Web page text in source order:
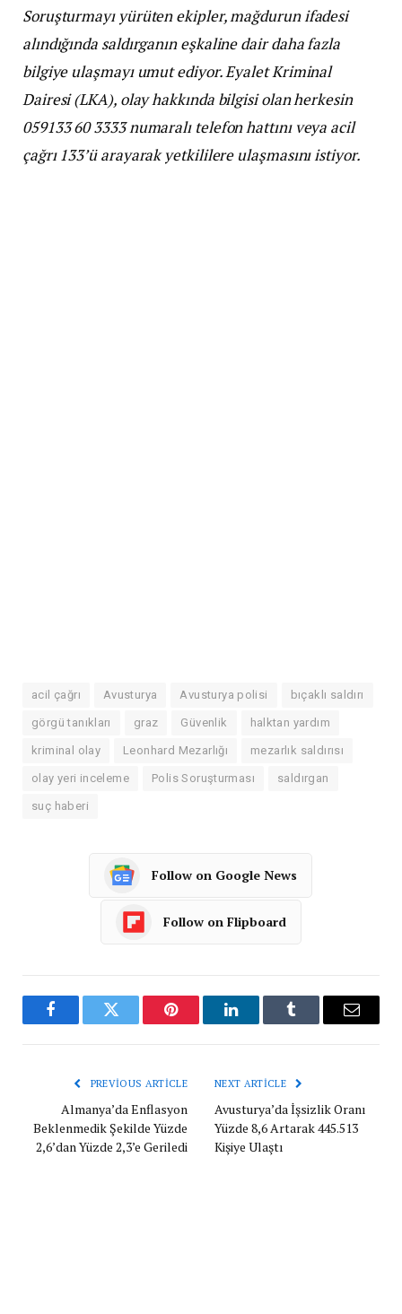
Soruşturmayı yürüten ekipler, mağdurun ifadesi
alındığında saldırganın eşkaline dair daha fazla
bilgiye ulaşmayı umut ediyor. Eyalet Kriminal
Dairesi (LKA), olay hakkında bilgisi olan herkesin
059133 60 3333 numaralı telefon hattını veya acil
çağrı 133’ü arayarak yetkililere ulaşmasını istiyor.
acil çağrı Avusturya Avusturya polisi bıçaklı saldırı
görgü tanıkları graz Güvenlik halktan yardım
kriminal olay Leonhard Mezarlığı mezarlık saldırısı
olay yeri inceleme Polis Soruşturması saldırgan
suç haberi
Follow on Google News
Follow on Flipboard
FacebookTwitter Pinterest LinkedInTumblr Email
PREVIOUS ARTICLE
Almanya’da Enflasyon
Beklenmedik Şekilde Yüzde
2,6’dan Yüzde 2,3’e Geriledi
NEXT ARTICLE
Avusturya’da İşsizlik Oranı
Yüzde 8,6 Artarak 445.513
Kişiye Ulaştı